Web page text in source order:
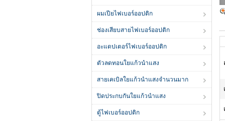
ผมเปียไฟเบอร์ออปติก
ช่องเสียบสายไฟเบอร์ออปติก
อะแดปเตอร์ไฟเบอร์ออปติก
ตัวลดทอนใยแก้วนำแสง
สายเคเบิลใยแก้วนำแสงจำนวนมาก
ปิดประกบกันใยแก้วนำแสง
ตู้ไฟเบอร์ออปติก